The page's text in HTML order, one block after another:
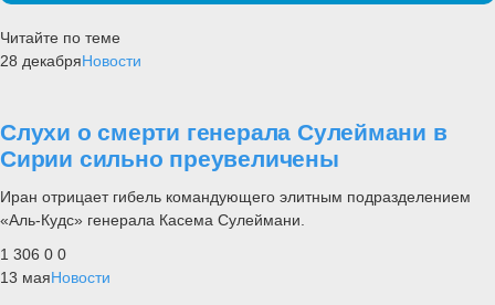
Читайте по теме
28 декабряНовости
Слухи о смерти генерала Сулеймани в
Сирии сильно преувеличены
Иран отрицает гибель командующего элитным подразделением
«Аль-Кудс» генерала Касема Сулеймани.
1 306 0 0
13 маяНовости